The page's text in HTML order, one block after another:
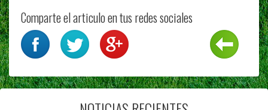
Comparte el articulo en tus redes sociales